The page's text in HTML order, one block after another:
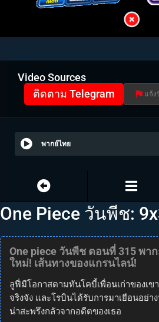
Video Sources
ติดตาม Telegram แจ้
พากย์ไทย
One Piece วันพีช:
One piece วันพีช ตอนที่ 315 พา
ใหม่! เส้นทางของแกรนไลน์!
ลูฟี่มีโอกาสตามทันโคบี้เพื่อนเก่าของเ
จริงจัง และโรบินได้รับการมาเยือนอย่า
น่าสะพรึงกลัวจากอดีตของเธอ